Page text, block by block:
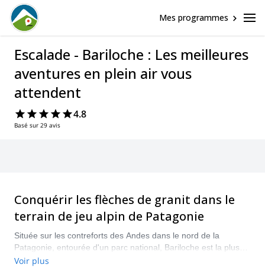
Mes programmes
Escalade - Bariloche : Les meilleures
aventures en plein air vous
attendent
4.8
Basé sur 29 avis
Conquérir les flèches de granit dans le
terrain de jeu alpin de Patagonie
Située sur les contreforts des Andes dans le nord de la
Patagonie, entourée d'un parc national, Bariloche est la plus
belle base pour explorer les montagnes avoisinantes. Cette
Voir plus